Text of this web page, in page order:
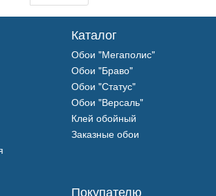
Каталог
Обои "Мегаполис"
Обои "Браво"
Обои "Статус"
Обои "Версаль"
Клей обойный
Заказные обои
Покупателю